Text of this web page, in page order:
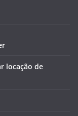
locação de